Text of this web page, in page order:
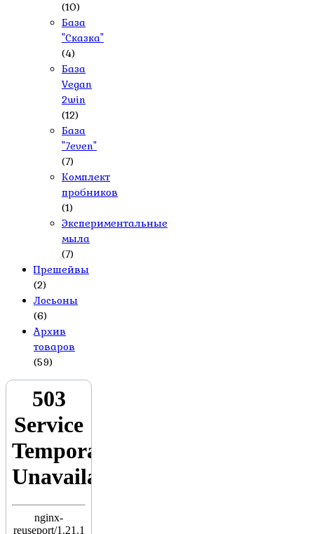
(10)
База
"Сказка"
(4)
База
Vegan
2win
(12)
База
"7even"
(7)
Комплект
пробников
(1)
Экспериментальные
мыла
(7)
Прешейвы
(2)
Лосьоны
(6)
Архив
товаров
(59)